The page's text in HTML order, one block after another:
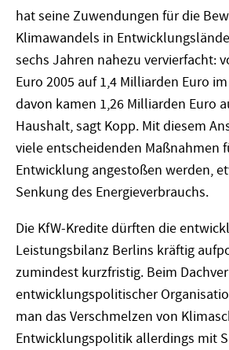
hat seine Zuwendungen für die
Klimawandels in
sechs Jahren nahezu vervierfacht:
Euro 2005 auf 1,4 Milliarden Euro
davon kamen 1,26 Milliarden Euro
Haushalt, sagt Kopp. Mit diesem
viele entscheidenden Maßnahmen
Entwicklung angestoßen werden,
Senkung des Energieverbrauchs.
Die KfW-Kredite dürften die
Leistungsbilanz Berlins kräftig
zumindest kurzfristig. Beim
entwicklungspolitischer
man das Verschmelzen von
Entwicklungspolitik allerdings mit